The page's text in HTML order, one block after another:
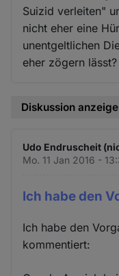
Suizid verleiten"
nicht eher eine
unentgeltlichen
eher zögern lässt?
Diskussion
Udo Endruscheit
Mo. 11 Jan 2016 -
Ich habe den
Ich habe den
kommentiert: